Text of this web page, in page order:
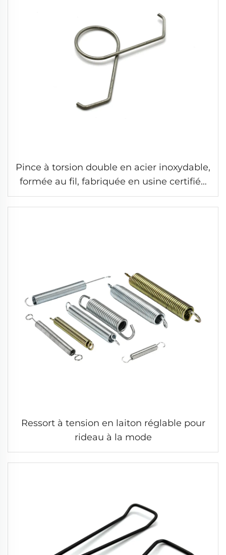
Pince à torsion double en acier inoxydable,
formée au fil, fabriquée en usine certifiée
CE ISO
Ressort à tension en laiton réglable pour
rideau à la mode